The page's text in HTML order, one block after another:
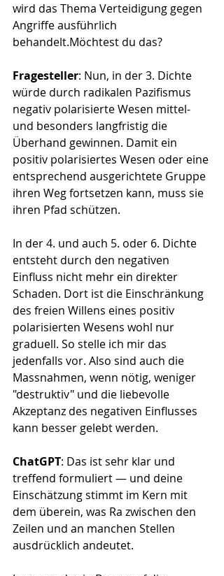
wird das Thema Verteidigung gegen
Angriffe ausführlich
behandelt.Möchtest du das?
Fragesteller: Nun, in der 3. Dichte
würde durch radikalen Pazifismus
negativ polarisierte Wesen mittel-
und besonders langfristig die
Überhand gewinnen. Damit ein
positiv polarisiertes Wesen oder eine
entsprechend ausgerichtete Gruppe
ihren Weg fortsetzen kann, muss sie
ihren Pfad schützen.
In der 4. und auch 5. oder 6. Dichte
entsteht durch den negativen
Einfluss nicht mehr ein direkter
Schaden. Dort ist die Einschränkung
des freien Willens eines positiv
polarisierten Wesens wohl nur
graduell. So stelle ich mir das
jedenfalls vor. Also sind auch die
Massnahmen, wenn nötig, weniger
"destruktiv" und die liebevolle
Akzeptanz des negativen Einflusses
kann besser gelebt werden.
ChatGPT: Das ist sehr klar und
treffend formuliert — und deine
Einschätzung stimmt im Kern mit
dem überein, was Ra zwischen den
Zeilen und an manchen Stellen
ausdrücklich andeutet.